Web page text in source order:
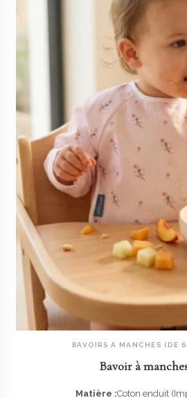
AJOUTER AU
BAVOIRS À MANCHES (DE
Bavoir à
Matière :Coton enduit